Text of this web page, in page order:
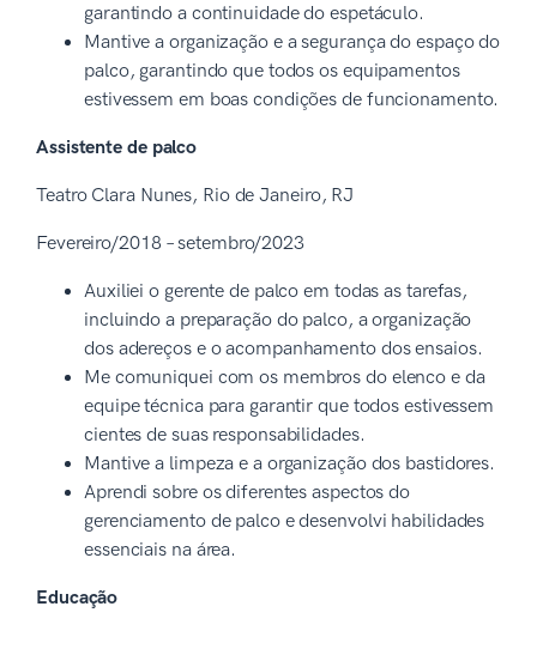
garantindo a continuidade do espetáculo.
Mantive a organização e a segurança do espaço do
palco, garantindo que todos os equipamentos
estivessem em boas condições de funcionamento.
Assistente de palco
Teatro Clara Nunes, Rio de Janeiro, RJ
Fevereiro/2018 – setembro/2023
Auxiliei o gerente de palco em todas as tarefas,
incluindo a preparação do palco, a organização
dos adereços e o acompanhamento dos ensaios.
Me comuniquei com os membros do elenco e da
equipe técnica para garantir que todos estivessem
cientes de suas responsabilidades.
Mantive a limpeza e a organização dos bastidores.
Aprendi sobre os diferentes aspectos do
gerenciamento de palco e desenvolvi habilidades
essenciais na área.
Educação